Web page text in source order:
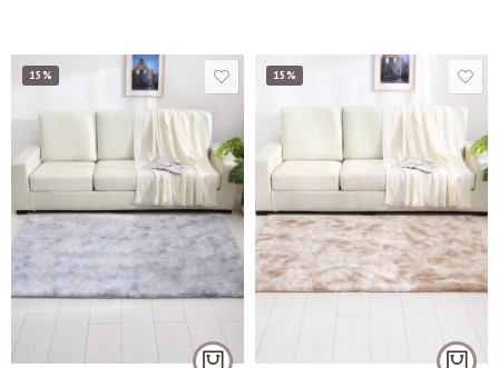
15%
Набор (50*70 см и
15%
Набор (50*70 см и